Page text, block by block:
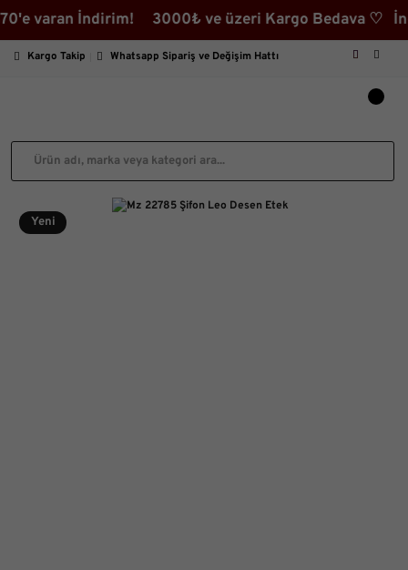
İndirim! 3000₺ ve üzeri Kargo Bedava ♡
Kargo Takip Whatsapp Sipariş ve Değişim Hattı
Yeni